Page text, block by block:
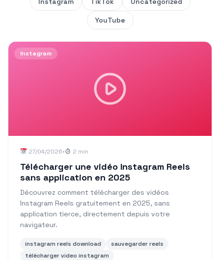
YouTube
Instagram
27/04/2026• 2 min
Télécharger une vidéo Instagram Reels
sans application en 2025
Découvrez comment télécharger des vidéos
Instagram Reels gratuitement en 2025, sans
application tierce, directement depuis votre
navigateur.
instagram reels download
sauvegarder reels
télécharger video instagram